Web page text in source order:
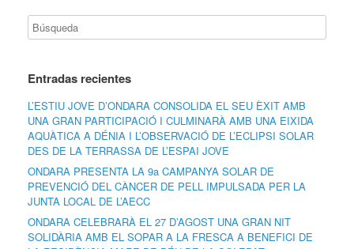
Entradas recientes
L’ESTIU JOVE D’ONDARA CONSOLIDA EL SEU ÈXIT AMB
UNA GRAN PARTICIPACIÓ I CULMINARÀ AMB UNA EIXIDA
AQUÀTICA A DÉNIA I L’OBSERVACIÓ DE L’ECLIPSI SOLAR
DES DE LA TERRASSA DE L’ESPAI JOVE
ONDARA PRESENTA LA 9a CAMPANYA SOLAR DE
PREVENCIÓ DEL CÀNCER DE PELL IMPULSADA PER LA
JUNTA LOCAL DE L’AECC
ONDARA CELEBRARÀ EL 27 D’AGOST UNA GRAN NIT
SOLIDÀRIA AMB EL SOPAR A LA FRESCA A BENEFICI DE